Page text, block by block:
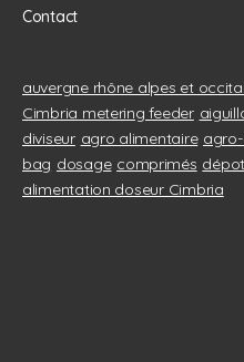
Contact
auvergne rhône alpes et
Cimbria metering feeder
diviseur agro alimentaire
bag dosage comprimés
alimentation doseur Cimbria